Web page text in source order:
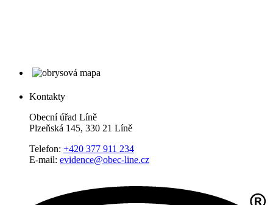
Kontakty
Obecní úřad Líně
Plzeňská 145, 330 21 Líně
Telefon: +420 377 911 234
E-mail: evidence@obec-line.cz